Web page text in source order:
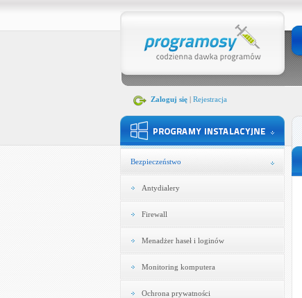
Zaloguj się| Rejestracja
Bezpieczeństwo
Antydialery
Firewall
Menadżer haseł i loginów
Monitoring komputera
Ochrona prywatności